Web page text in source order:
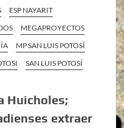
ESP NAYARIT
MEGAPROYECTOS
MP SAN LUIS POTOSÍ
SAN LUIS POTOSÍ
Huicholes;
extraer